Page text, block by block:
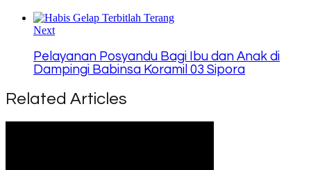
Next
Pelayanan Posyandu Bagi Ibu dan Anak di
Dampingi Babinsa Koramil 03 Sipora
Related Articles